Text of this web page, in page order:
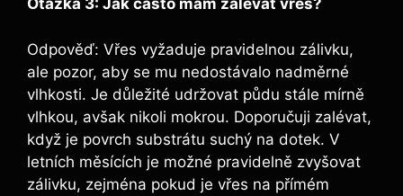
Otázka 3: Jak často mám zalévat vřes?
Odpověď: Vřes vyžaduje pravidelnou zálivku,
ale pozor, aby se mu nedostávalo nadměrné
vlhkosti. Je důležité udržovat půdu stále mírně
vlhkou, avšak nikoli mokrou. Doporučuji zalévat,
když je povrch substrátu suchý na dotek. V
letních měsících je možné pravidelně zvyšovat
zálivku, zejména pokud je vřes na přímém